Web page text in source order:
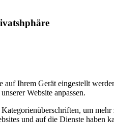
Ihrem Gerät eingestellt
Website anpassen.
um
und auf die Dienste haben